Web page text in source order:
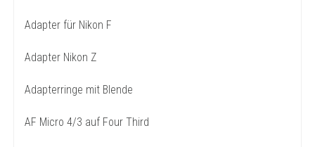
Adapter für Nikon F
Adapter Nikon Z
Adapterringe mit Blende
AF Micro 4/3 auf Four Third